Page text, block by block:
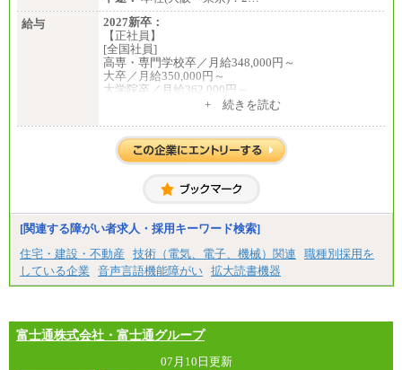
給与
2027新卒：
【正社員】
[全国社員]
高専・専門学校卒／月給348,000円～
大卒／月給350,000円～
大学院卒／月給362,000円～
[地域社員]月給295,000円～
【正社員】
[全国社員]月給348,000円～
[地域社員]月給295,000円～
【契約社員】月給200,000円～
+ 続きを読む
[関連する障がい者求人・採用キーワード検索]
住宅・建設・不動産
技術（電気、電子、機械）関連
職種別採用を
している企業
音声言語機能障がい 拡大読書機器
富士通株式会社・富士通グループ
07月10日更新